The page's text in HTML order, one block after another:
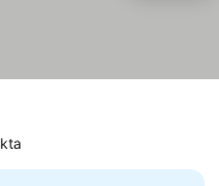
görün